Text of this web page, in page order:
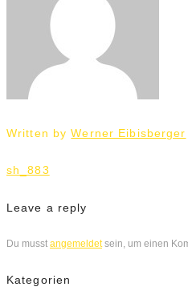
Written byWerner Eibisberger
Beitrags-
Navigation
sh_883
Leave a reply
Du musst angemeldetsein, um einen
Kategorien